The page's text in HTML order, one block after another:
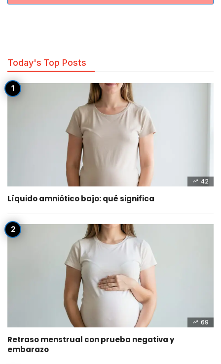
Today's Top Posts
42
Líquido amniótico bajo: qué significa
69
Retraso menstrual con prueba negativa y
embarazo